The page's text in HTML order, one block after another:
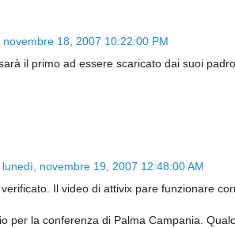
18, 2007 10:22:00 PM
il primo ad essere scaricato dai suoi
lunedì, novembre 19, 2007 12:48:00 AM
Il video di attivix pare funzionare
per la conferenza di Palma Campania.